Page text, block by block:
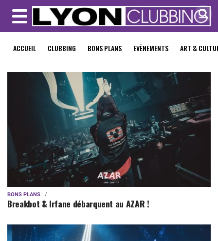
MENU
ACCUEIL CLUBBING BONS PLANS EVÈNEMENTS ART &
BONS PLANS
Breakbot & Irfane débarquent au AZAR !